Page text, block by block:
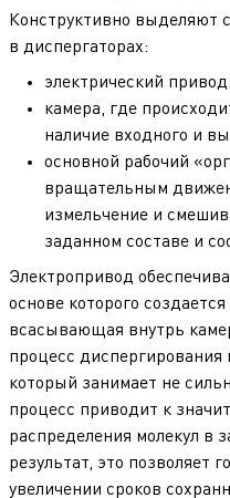
Конструктивно выделяют
в диспергаторах:
электрический привод;
камера, где
наличие входного и
основной рабочий
вращательным
измельчение и
заданном составе и
Электропривод
основе которого
всасывающая внутрь
процесс диспергирования
который занимает не
процесс приводит к
распределения молекул в
результат, это позволяет
увеличении сроков